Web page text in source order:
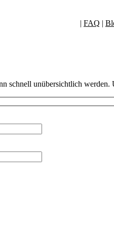
| FAQ |
schnell unübersichtlich werden.